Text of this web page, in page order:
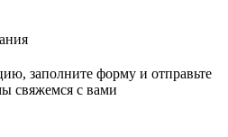
заполните форму и отправьте
свяжемся с вами